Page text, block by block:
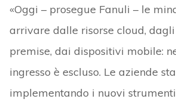
«Oggi – prosegue Fanuli – le
arrivare dalle risorse cloud,
premise, dai dispositivi mobile:
ingresso è escluso. Le aziende
implementando i nuovi